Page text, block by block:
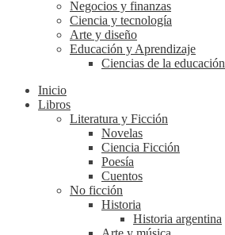
Negocios y finanzas
Ciencia y tecnología
Arte y diseño
Educación y Aprendizaje
Ciencias de la educación
Inicio
Libros
Literatura y Ficción
Novelas
Ciencia Ficción
Poesía
Cuentos
No ficción
Historia
Historia argentina